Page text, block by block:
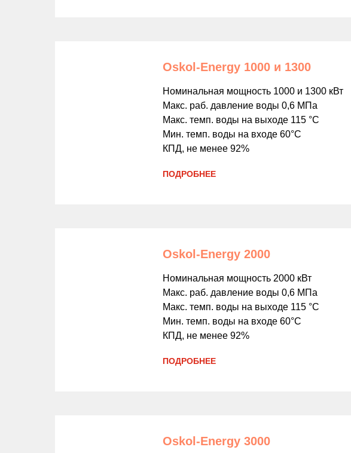
Oskol-Energy 1000 и 1300
Номинальная мощность 1000 и 1300 кВт
Макс. раб. давление воды 0,6 МПа
Макс. темп. воды на выходе 115 °С
Мин. темп. воды на входе 60°С
КПД, не менее 92%
ПОДРОБНЕЕ
Oskol-Energy 2000
Номинальная мощность 2000 кВт
Макс. раб. давление воды 0,6 МПа
Макс. темп. воды на выходе 115 °С
Мин. темп. воды на входе 60°С
КПД, не менее 92%
ПОДРОБНЕЕ
Oskol-Energy 3000